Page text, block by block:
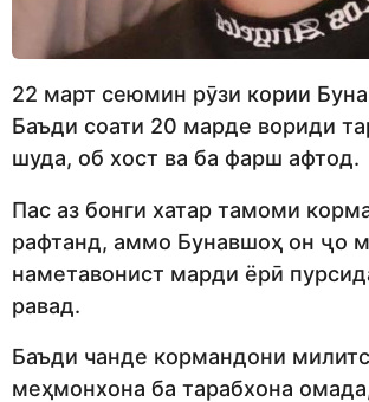
22 март сеюмин рӯзи кории
Баъди соати 20 марде вориди
шуда, об хост ва ба фарш афтод.
Пас аз бонги хатар тамоми
рафтанд, аммо Бунавшоҳ он ҷо
наметавонист марди ёрӣ
равад.
Баъди чанде кормандони
меҳмонхона ба тарабхона